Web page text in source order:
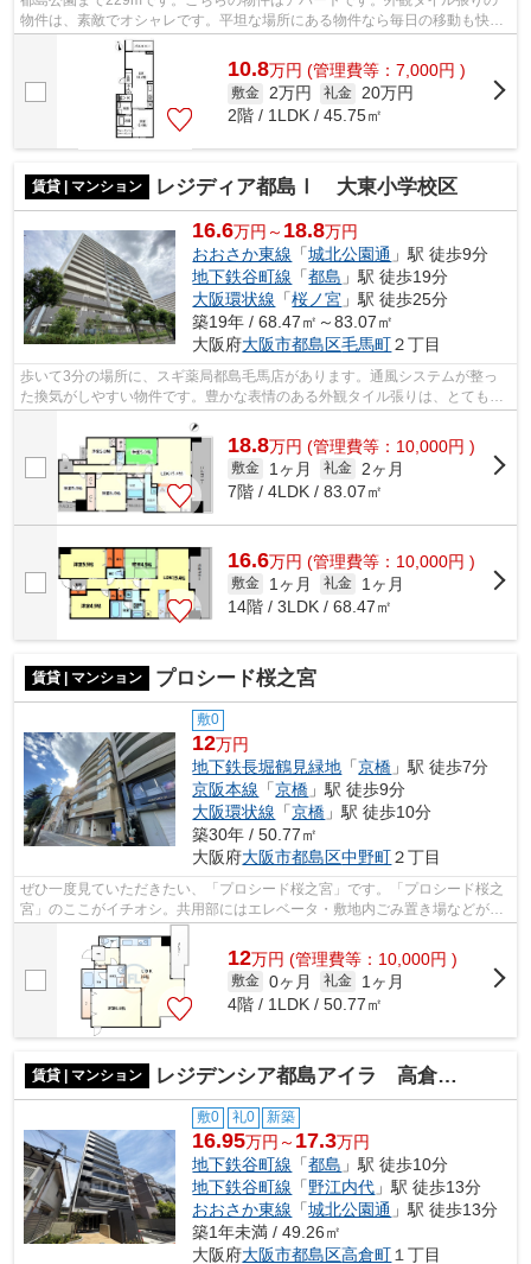
物件は、素敵でオシャレです。平坦な場所にある物件なら毎日の移動も快適
です。より詳しい情報や内見のご予約は...
10.8万円 (管理費等：7,000円 )
敷金 2万円 礼金
20万円
2階 / 1LDK / 45.75㎡
賃貸 | マンション レジディア都島Ⅰ 大東小学校区
16.6万円～ 18.8万円
おおさか東線 「城北公園通 」駅 徒歩9分
地下鉄谷町線 「都島 」駅 徒歩19分
大阪環状線 「桜ノ宮 」駅 徒歩25分
築19年 / 68.47㎡～83.07㎡
大阪府大阪市都島区毛馬町２丁目
歩いて3分の場所に、スギ薬局都島毛馬店があります。通風システムが整っ
た換気がしやすい物件です。豊かな表情のある外観タイル張りは、とても魅
18.8万円 (管理費等：10,000円 )
敷金 1ヶ月 礼金
2ヶ月
7階 / 4LDK / 83.07㎡
16.6万円 (管理費等：10,000円 )
敷金 1ヶ月 礼金
1ヶ月
14階 / 3LDK / 68.47㎡
賃貸 | マンション プロシード桜之宮
敷0
12万円
地下鉄長堀鶴見緑地 「京橋 」駅 徒歩7分
京阪本線 「京橋 」駅 徒歩9分
大阪環状線 「京橋 」駅 徒歩10分
築30年 / 50.77㎡
大阪府大阪市都島区中野町２丁目
ぜひ一度見ていただきたい、「プロシード桜之宮」です。「プロシード桜之
宮」のここがイチオシ。共用部にはエレベータ・敷地内ごみ置き場などが備
わっておりとても充実しています。外...
12万円 (管理費等：10,000円 )
敷金 0ヶ月 礼金
1ヶ月
4階 / 1LDK / 50.77㎡
賃貸 | マンション レジデンシア都島アイラ 高倉小学校区
敷0 礼0 新築
16.95万円～ 17.3万円
地下鉄谷町線 「都島 」駅 徒歩10分
地下鉄谷町線 「野江内代 」駅 徒歩13分
おおさか東線 「城北公園通 」駅 徒歩13分
築1年未満 / 49.26㎡
大阪府大阪市都島区高倉町 １丁目